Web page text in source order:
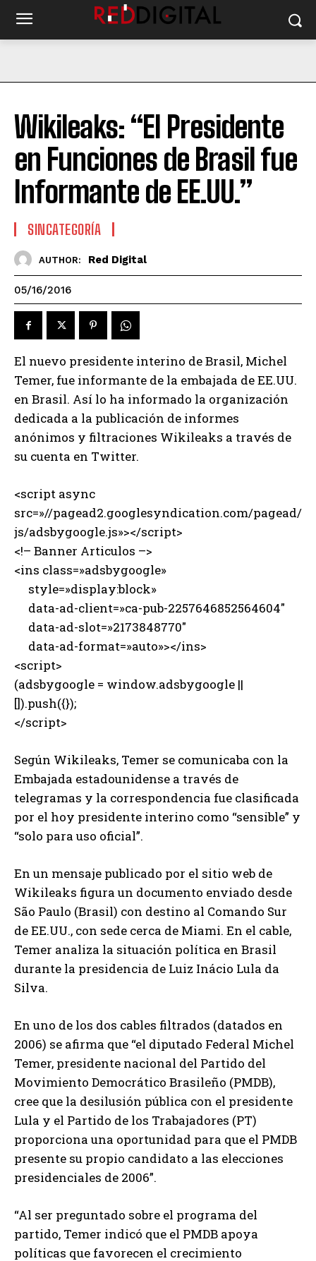
Wikileaks: “El Presidente
en Funciones de Brasil fue
Informante de EE.UU.”
SINCATEGORÍA
AUTHOR: Red Digital
05/16/2016
El nuevo presidente interino de Brasil, Michel
Temer, fue informante de la embajada de EE.UU.
en Brasil. Así lo ha informado la organización
dedicada a la publicación de informes
anónimos y filtraciones Wikileaks a través de
su cuenta en Twitter.
<script async
src=»//pagead2.googlesyndication.com/pagead/
js/adsbygoogle.js»></script>
<!– Banner Articulos –>
<ins class=»adsbygoogle»
style=»display:block»
data-ad-client=»ca-pub-2257646852564604″
data-ad-slot=»2173848770″
data-ad-format=»auto»></ins>
<script>
(adsbygoogle = window.adsbygoogle ||
[]).push({});
</script>
Según Wikileaks, Temer se comunicaba con la
Embajada estadounidense a través de
telegramas y la correspondencia fue clasificada
por el hoy presidente interino como “sensible” y
“solo para uso oficial”.
En un mensaje publicado por el sitio web de
Wikileaks figura un documento enviado desde
São Paulo (Brasil) con destino al Comando Sur
de EE.UU., con sede cerca de Miami. En el cable,
Temer analiza la situación política en Brasil
durante la presidencia de Luiz Inácio Lula da
Silva.
En uno de los dos cables filtrados (datados en
2006) se afirma que “el diputado Federal Michel
Temer, presidente nacional del Partido del
Movimiento Democrático Brasileño (PMDB),
cree que la desilusión pública con el presidente
Lula y el Partido de los Trabajadores (PT)
proporciona una oportunidad para que el PMDB
presente su propio candidato a las elecciones
presidenciales de 2006”.
“Al ser preguntado sobre el programa del
partido, Temer indicó que el PMDB apoya
políticas que favorecen el crecimiento